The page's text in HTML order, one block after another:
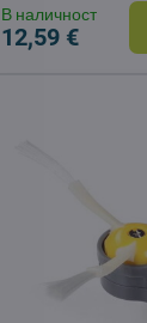
В наличност
12,59 €